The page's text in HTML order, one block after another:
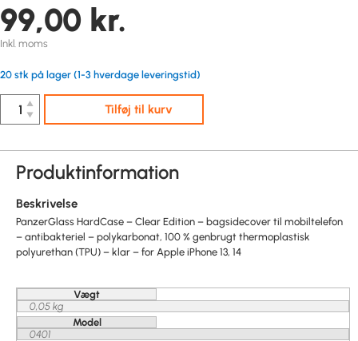
99,00 kr.
Inkl. moms
20 stk på lager (1-3 hverdage leveringstid)
▲
▼
Tilføj til kurv
Produktinformation
Beskrivelse
PanzerGlass HardCase – Clear Edition – bagsidecover til mobiltelefon
– antibakteriel – polykarbonat, 100 % genbrugt thermoplastisk
polyurethan (TPU) – klar – for Apple iPhone 13, 14
Vægt
0,05 kg
Model
0401